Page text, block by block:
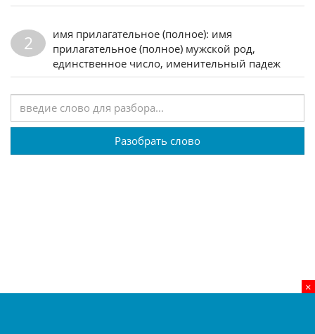
×
2
имя прилагательное (полное): имя
прилагательное (полное) мужской род,
единственное число, именительный падеж
Разобрать слово